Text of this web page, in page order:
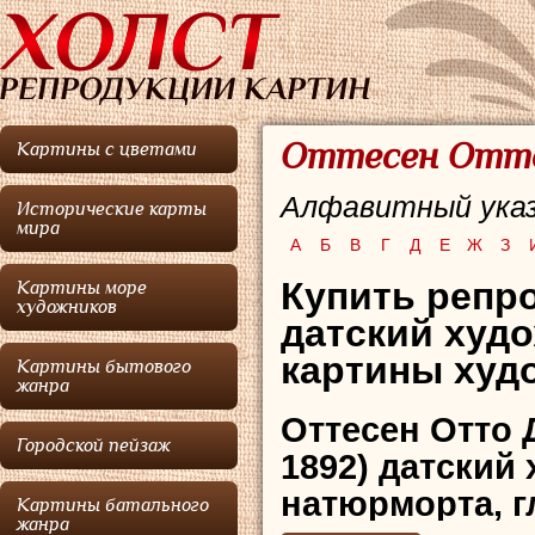
Картины с цветами
Исторические карты
мира
Картины море
художников
Картины бытового
жанра
Городской пейзаж
Картины батального
жанра
Оттесен
Алфавитный
А Б В Г Д Е Ж З
Купить
датский
картины
Оттесен Отто
1892)
натюрморта,